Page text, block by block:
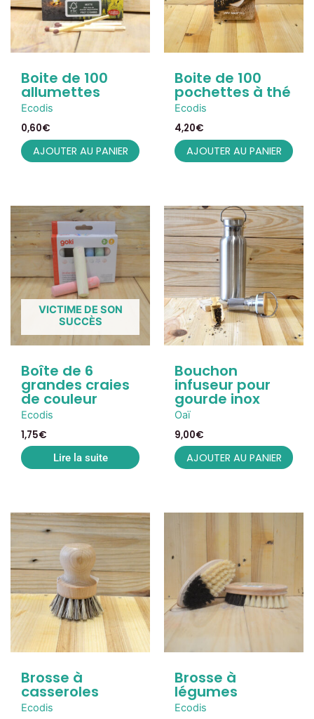
Boite de 100
allumettes
Ecodis
0,60€
AJOUTER AU PANIER
Boite de 100
pochettes à thé
Ecodis
4,20€
AJOUTER AU PANIER
VICTIME DE SON
SUCCÈS
Boîte de 6
grandes craies
de couleur
Ecodis
1,75€
Lire la suite
Bouchon
infuseur pour
gourde inox
Oaï
9,00€
AJOUTER AU PANIER
Brosse à
casseroles
Ecodis
Brosse à
légumes
Ecodis